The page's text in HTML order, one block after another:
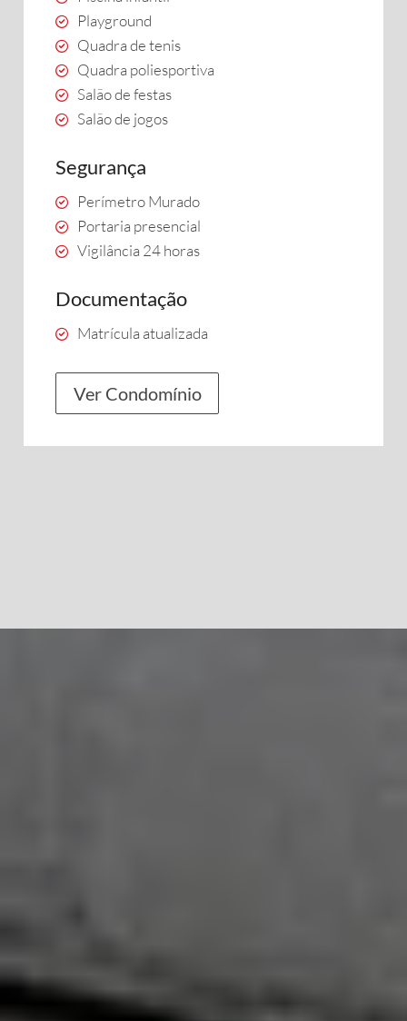
Playground
Quadra de tenis
Quadra poliesportiva
Salão de festas
Salão de jogos
Segurança
Perímetro Murado
Portaria presencial
Vigilância 24 horas
Documentação
Matrícula atualizada
Ver Condomínio